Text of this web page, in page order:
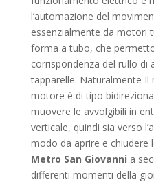
l’automazione del
essenzialmente da motori
forma a tubo, che
corrispondenza del rullo di
tapparelle. Naturalmente
motore è di tipo
muovere le avvolgibili in
verticale, quindi sia verso
modo da aprire e chiudere
Metro San Giovanni a
differenti momenti della